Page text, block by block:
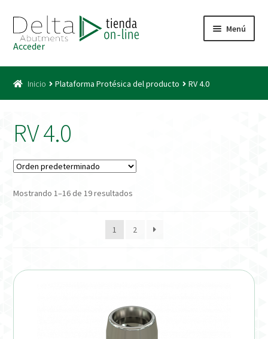
a
la
navegación
al
contenido
Menú
Acceso
Distribuidores
Acceder
Inicio Plataforma Protésica del producto RV 4.0
RV 4.0
Mostrando 1–16 de 19 resultados
1 2